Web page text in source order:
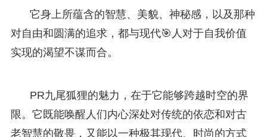
它身上所蕴含的智慧、美貌、神秘感，以及那种
对自由和圆满的追求，都与现代🎯人对于自我价值
实现的渴望不谋而合。
PR九尾狐狸的魅力，在于它能够跨越时空的界
限。它既能唤醒人们内心深处对传统的依恋和对古
老智慧的敬畏，又能以一种极其现代、时尚的方式